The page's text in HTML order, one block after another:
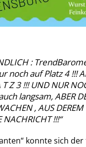
:
noch auf Platz 4 !!!
T Z 3 !!! UND NUR
langsam, ABER
, AUS DEREM
NACHRICHT !!!“
konnte sich